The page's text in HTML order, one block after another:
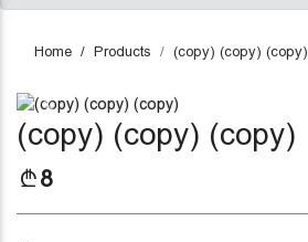
Home Products (copy) (copy) (copy)
Previous
(copy) (copy) (copy)
8